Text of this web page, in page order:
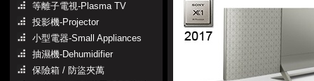
等離子電視-Plasma TV
投影機-Projector
小型電器-Small Appliances
抽濕機-Dehumidifier
保險箱 / 防盜夾萬